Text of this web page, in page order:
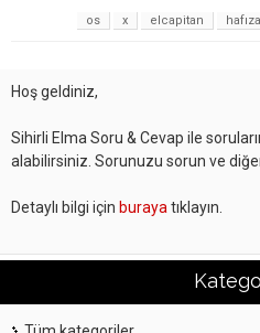
os
x elcapitan hafıza
Hoş geldiniz,
Sihirli Elma Soru & Cevap ile
alabilirsiniz. Sorunuzu sorun ve
Detaylı bilgi için buraya tıklayın.